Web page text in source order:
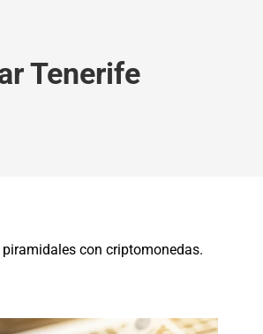
Tenerife
con criptomonedas.